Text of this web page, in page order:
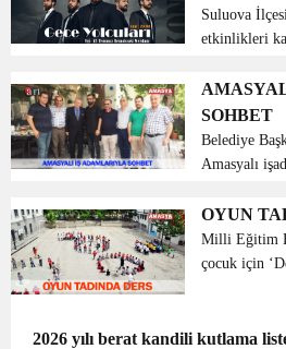
Müdürlüğü
Merkezi...
Suluova
etkinlikleri
tarafından
Şenlikleri”
Şenlikler
SOHBET
Belediye
Amasyalı
Amasyalı iş
Okur,
Söylemez,
OYUN
Milli Eğitim
çocuk için
Dışarıda
2026 yılı berat kandili kutlama